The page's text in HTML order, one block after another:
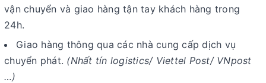
vận chuyển và giao hàng tận tay khách hàng trong
24h.
Giao hàng thông qua các nhà cung cấp dịch vụ
chuyển phát. (Nhất tín logistics/ Viettel Post/ VNpost
…)